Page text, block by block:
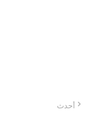
أحدث